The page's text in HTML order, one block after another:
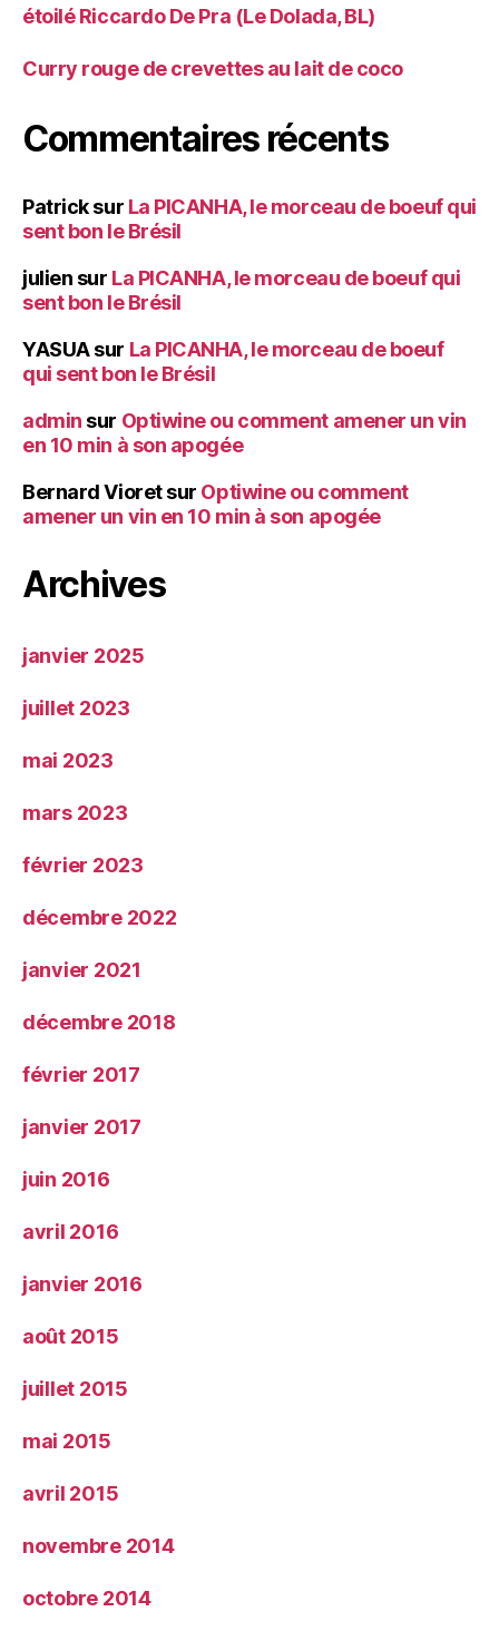
étoilé Riccardo De Pra (Le Dolada, BL)
Curry rouge de crevettes au lait de coco
Commentaires récents
Patricksur La PICANHA, le morceau de boeuf qui
sent bon le Brésil
julien sur La PICANHA, le morceau de boeuf qui
sent bon le Brésil
YASUAsur La PICANHA, le morceau de boeuf
qui sent bon le Brésil
admin sur Optiwine ou comment amener un vin
en 10 min à son apogée
Bernard Vioretsur Optiwine ou comment
amener un vin en 10 min à son apogée
Archives
janvier 2025
juillet 2023
mai 2023
mars 2023
février 2023
décembre 2022
janvier 2021
décembre 2018
février 2017
janvier 2017
juin 2016
avril 2016
janvier 2016
août 2015
juillet 2015
mai 2015
avril 2015
novembre 2014
octobre 2014